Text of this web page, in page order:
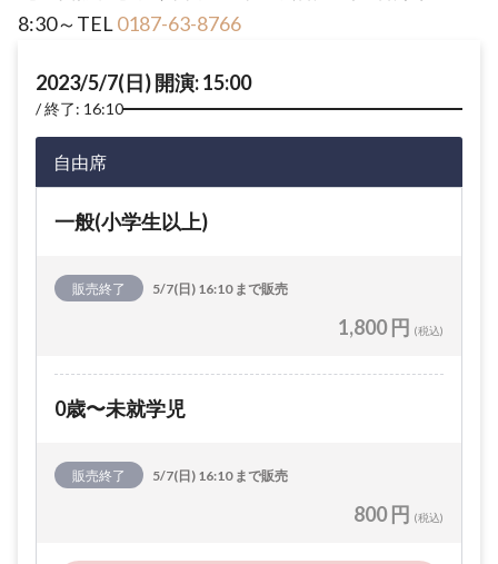
8:30～TEL 0187-63-8766
2023/5/7(日) 開演: 15:00
終了: 16:10
自由席
一般(小学生以上)
販売終了 5/7(日) 16:10 まで販売
1,800 円 (税込)
0歳〜未就学児
販売終了 5/7(日) 16:10 まで販売
800 円 (税込)